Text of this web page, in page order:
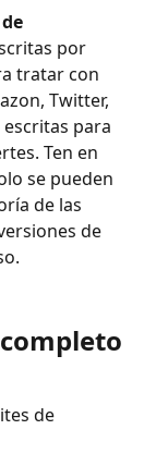
por
tratar con
Twitter,
para
Ten en
se pueden
de las
de
de